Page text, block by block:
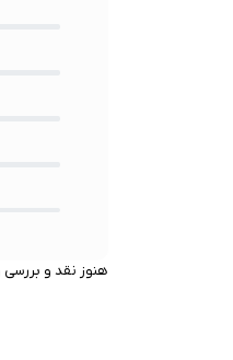
هنوز نقد و بررسی